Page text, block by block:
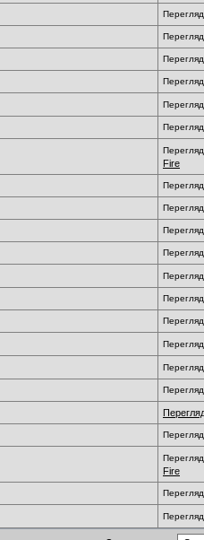
Fire
Fire